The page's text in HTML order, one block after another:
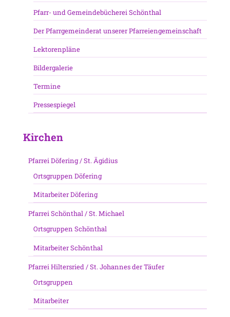
Pfarr- und Gemeindebücherei Schönthal
Der Pfarrgemeinderat unserer Pfarreiengemeinschaft
Lektorenpläne
Bildergalerie
Termine
Pressespiegel
Kirchen
Pfarrei Döfering / St. Ägidius
Ortsgruppen Döfering
Mitarbeiter Döfering
Pfarrei Schönthal / St. Michael
Ortsgruppen Schönthal
Mitarbeiter Schönthal
Pfarrei Hiltersried / St. Johannes der Täufer
Ortsgruppen
Mitarbeiter